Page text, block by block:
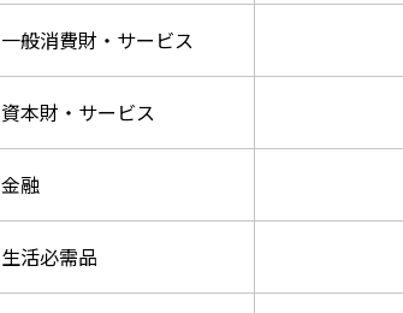
一般消費財・サービス
資本財・サービス
金融
生活必需品